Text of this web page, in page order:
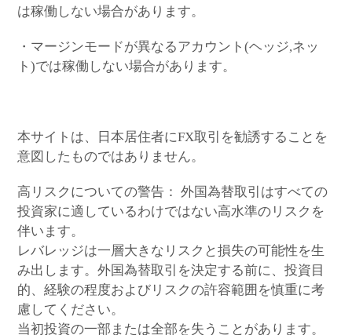
は稼働しない場合があります。
・マージンモードが異なるアカウント(ヘッジ,ネッ
ト)では稼働しない場合があります。
本サイトは、日本居住者にFX取引を勧誘することを
意図したものではありません。
高リスクについての警告： 外国為替取引はすべての
投資家に適しているわけではない高水準のリスクを
伴います。
レバレッジは一層大きなリスクと損失の可能性を生
み出します。外国為替取引を決定する前に、投資目
的、経験の程度およびリスクの許容範囲を慎重に考
慮してください。
当初投資の一部または全部を失うことがあります。